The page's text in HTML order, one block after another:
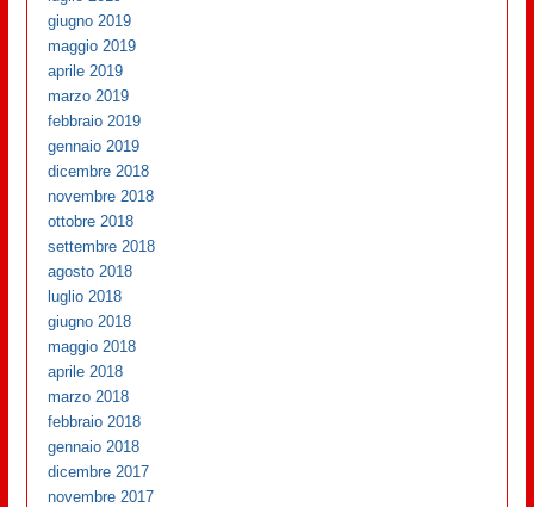
giugno 2019
maggio 2019
aprile 2019
marzo 2019
febbraio 2019
gennaio 2019
dicembre 2018
novembre 2018
ottobre 2018
settembre 2018
agosto 2018
luglio 2018
giugno 2018
maggio 2018
aprile 2018
marzo 2018
febbraio 2018
gennaio 2018
dicembre 2017
novembre 2017